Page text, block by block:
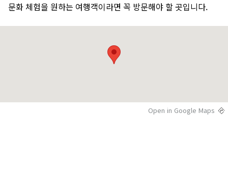
문화 체험을 원하는 여행객이라면 꼭 방문해야 할 곳입니다.
Open in Google Maps